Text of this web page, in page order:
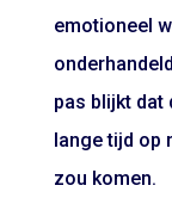
emotioneel
pas blijkt dat
lange tijd op
zou komen.